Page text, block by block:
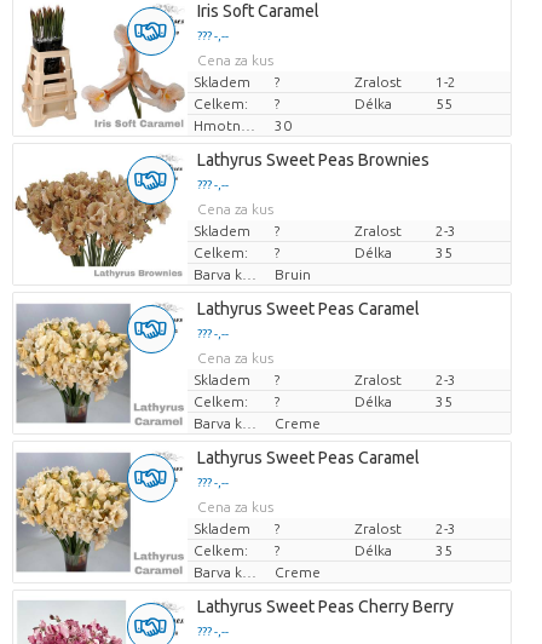
Iris Soft Caramel
??? -,--
Cena za kus
Skladem
? Zralost
1-2
Celkem:
? Délka
55
30
Lathyrus Sweet Peas Brownies
??? -,--
Cena za kus
Skladem
? Zralost
2-3
Celkem:
? Délka
35
Barva květu
Bruin
Lathyrus Sweet Peas Caramel
??? -,--
Cena za kus
Skladem
? Zralost
2-3
Celkem:
? Délka
35
Barva květu
Creme
Lathyrus Sweet Peas Caramel
??? -,--
Cena za kus
Skladem
? Zralost
2-3
Celkem:
? Délka
35
Barva květu
Creme
Lathyrus Sweet Peas Cherry Berry
??? -,--